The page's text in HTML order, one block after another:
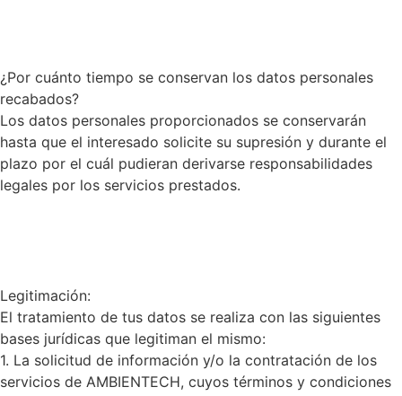
¿Por cuánto tiempo se conservan los datos personales
recabados?
Los datos personales proporcionados se conservarán
hasta que el interesado solicite su supresión y durante el
plazo por el cuál pudieran derivarse responsabilidades
legales por los servicios prestados.
Legitimación:
El tratamiento de tus datos se realiza con las siguientes
bases jurídicas que legitiman el mismo:
1. La solicitud de información y/o la contratación de los
servicios de AMBIENTECH, cuyos términos y condiciones